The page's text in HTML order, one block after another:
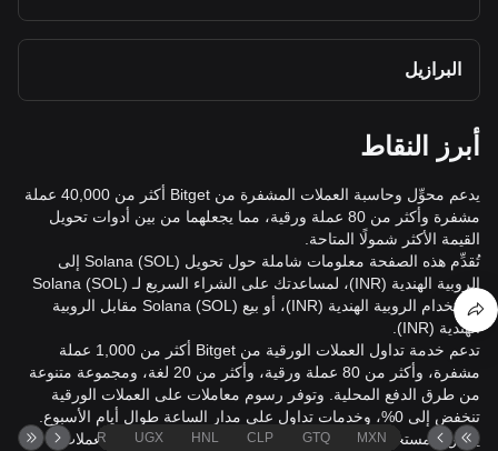
البرازيل
أبرز النقاط
يدعم محوِّل وحاسبة العملات المشفرة من Bitget أكثر من 40,000 عملة
مشفرة وأكثر من 80 عملة ورقية، مما يجعلهما من بين أدوات تحويل
القيمة الأكثر شمولًا المتاحة.
تُقدِّم هذه الصفحة معلومات شاملة حول تحويل Solana (SOL) إلى
الروبية الهندية (INR)، لمساعدتك على الشراء السريع لـ Solana (SOL)
باستخدام الروبية الهندية (INR)، أو بيع Solana (SOL) مقابل الروبية
الهندية (INR).
تدعم خدمة تداول العملات الورقية من Bitget أكثر من 1,000 عملة
مشفرة، وأكثر من 80 عملة ورقية، وأكثر من 20 لغة، ومجموعة متنوعة
من طرق الدفع المحلية. وتوفر رسوم معاملات على العملات الورقية
تنخفض إلى 0%، وخدمات تداول على مدار الساعة طوال أيام الأسبوع.
يمكن للمستخدمين التبديل بسلاسة بين العملات المشفرة والعملات
MXN
GTQ
CLP
HNL
UGX
ZAR
TND